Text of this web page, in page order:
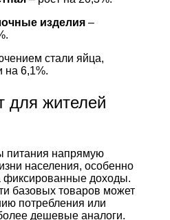
изделия–
стали яйца,
на 6,1%.
для жителей
питания напрямую
населения, особенно
фиксированные доходы.
базовых товаров может
потребления или
дешевые аналоги.